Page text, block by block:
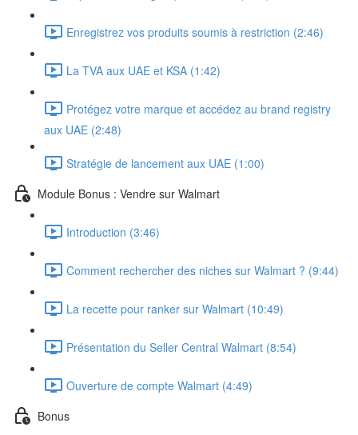
Enregistrez vos produits soumis à restriction (2:46)
La TVA aux UAE et KSA (1:42)
Protégez votre marque et accédez au brand registry
aux UAE (2:48)
Stratégie de lancement aux UAE (1:00)
Module Bonus : Vendre sur Walmart
Introduction (3:46)
Comment rechercher des niches sur Walmart ? (9:44)
La recette pour ranker sur Walmart (10:49)
Présentation du Seller Central Walmart (8:54)
Ouverture de compte Walmart (4:49)
Bonus